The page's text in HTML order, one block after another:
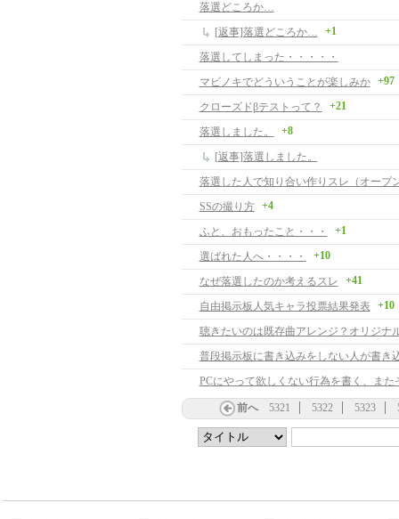
落選どころか…
[返事]落選どころか…
+1
落選してしまった・・・・・
マビノキでどういうことが楽しみか
+97
クローズドβテストって？ +21
落選しました。 +8
[返事]落選しました。
SSの撮り方 +4
ふと、おもったこと・・・ +1
選ばれた人へ・・・・ +10
なぜ落選したのか考えるスレ +41
自由掲示板人気キャラ投票結果発表 +10
聴きたいのは既存曲アレンジ？オリジナ
普段掲示板に書き込みをしない人が書き
前へ 5321 5322 5323